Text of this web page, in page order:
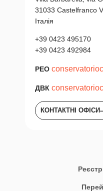
31033 Castelfranco
Італія
+39 0423 495170
+39 0423 492984
PEO
ДВК
КОНТАКТНІ ОФІСИ